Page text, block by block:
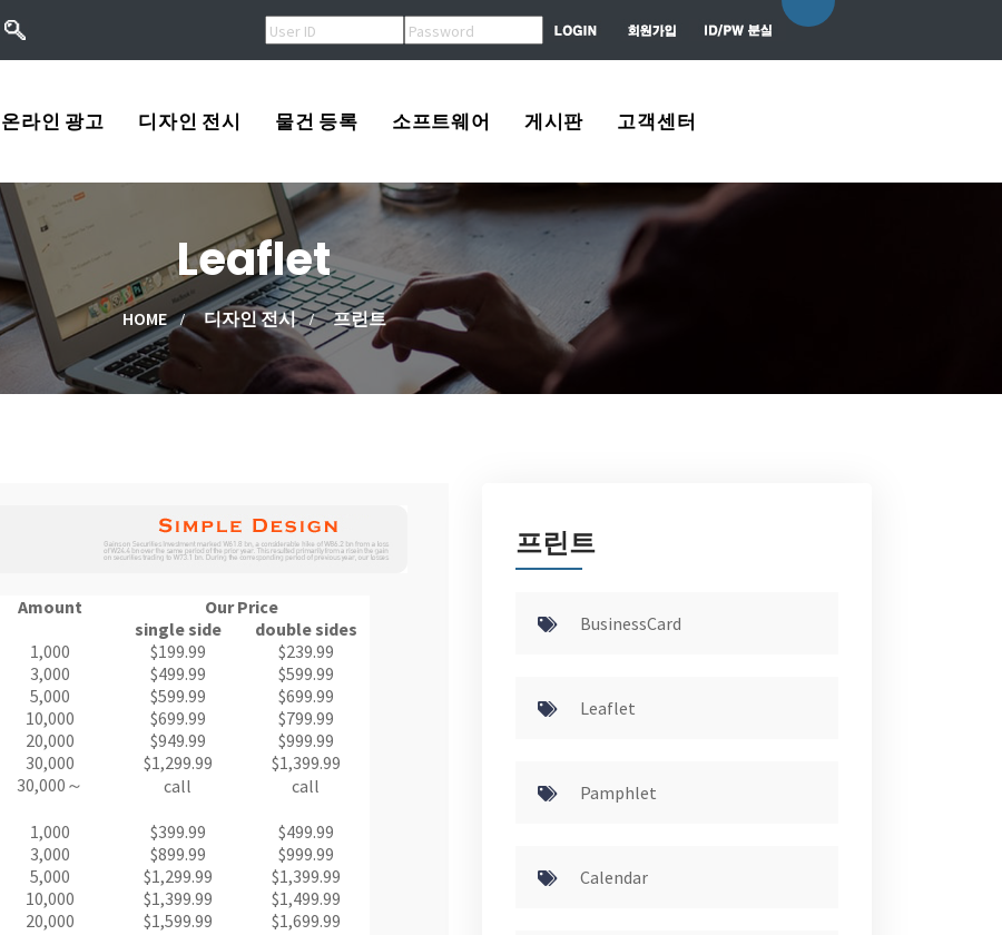
온라인 광고
오버추어광고
키워드광고
검색엔진등록
배너광고
디자인 전시
프린트
광고
동영상
물건 등록
USA
Korea
China
Other
소프트웨어 게시판
자유게시판
질문 / 대답
News Center
고객센터
About Us
Leaflet
HOME 디자인 전시 프린트
Amount Our Price
single side
double sides
1,000
$199.99
$239.99
3,000
$499.99
$599.99
5,000
$599.99
$699.99
10,000
$699.99
$799.99
20,000
$949.99
$999.99
30,000
$1,299.99
$1,399.99
30,000～
call call
1,000 $399.99
$499.99
3,000
$899.99
$999.99
5,000
$1,299.99
$1,399.99
10,000
$1,399.99
$1,499.99
20,000
$1,599.99
$1,699.99
프린트
BusinessCard
Leaflet
Pamphlet
Calendar